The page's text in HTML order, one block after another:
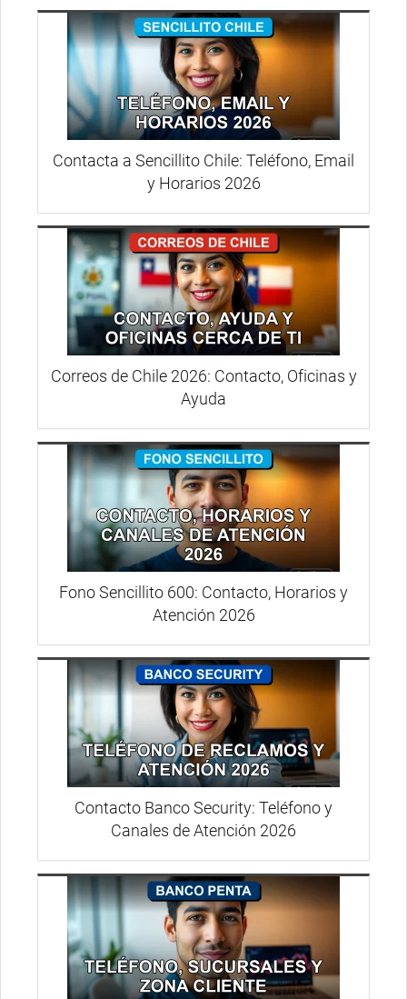
Contacta a Sencillito Chile: Teléfono, Email
y Horarios 2026
Correos de Chile 2026: Contacto, Oficinas y
Ayuda
Fono Sencillito 600: Contacto, Horarios y
Atención 2026
Contacto Banco Security: Teléfono y
Canales de Atención 2026